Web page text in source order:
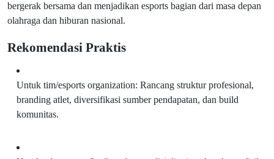
bergerak bersama dan menjadikan esports bagian dari masa depan
olahraga dan hiburan nasional.
Rekomendasi Praktis
Untuk tim/esports organization: Rancang struktur profesional,
branding atlet, diversifikasi sumber pendapatan, dan build
komunitas.